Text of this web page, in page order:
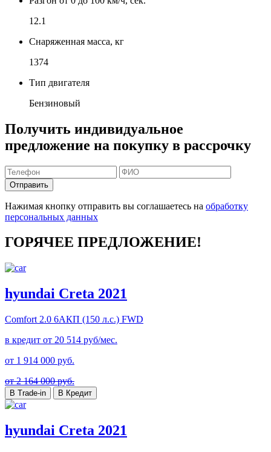
12.1
Снаряженная масса, кг
1374
Тип двигателя
Бензиновый
Получить индивидуальное
предложение на покупку в рассрочку
Отправить
Нажимая кнопку отправить вы соглашаетесь на обработку
персональных данных
ГОРЯЧЕЕ ПРЕДЛОЖЕНИЕ!
hyundai Creta 2021
Comfort 2.0 6AКП (150 л.с.) FWD
в кредит от 20 514 руб/мес.
от 1 914 000 руб.
от 2 164 000 руб.
В Trade-in В Кредит
hyundai Creta 2021